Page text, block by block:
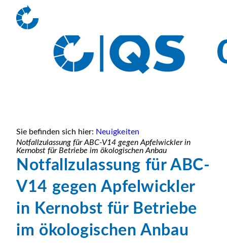
Sie befinden sich hier: Neuigkeiten
Notfallzulassung für ABC-V14 gegen Apfelwickler in
Kernobst für Betriebe im ökologischen Anbau
Notfallzulassung für ABC-
V14 gegen Apfelwickler
in Kernobst für Betriebe
im ökologischen Anbau